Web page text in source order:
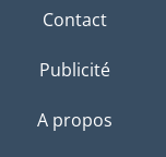
Contact
Publicité
A propos